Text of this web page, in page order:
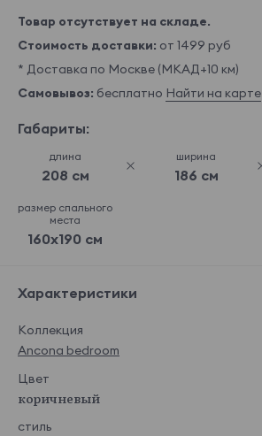
Товар отсутствует на складе.
Стоимость доставки: от 1499 руб
* Доставка по Москве (МКАД+10 км)
Самовывоз: бесплатно Найти на карте
Габариты:
длина
208 см
ширина
186 см
размер спального
места
160x190 см
Характеристики
Коллекция
Ancona bedroom
Цвет
коричневый
стиль